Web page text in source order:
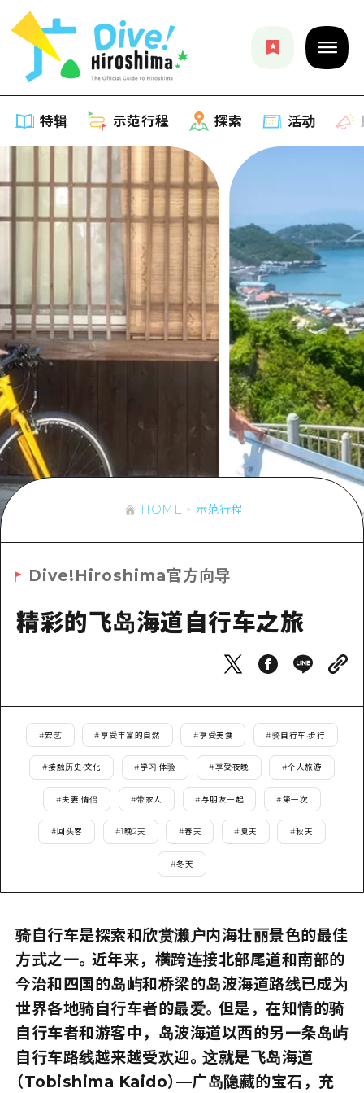
特辑 示范行程 探索 活动
特辑
列表
艺术
活动·庙会
美食·酒水
运动
历史·文化
示范行程
Dive!Hiroshima官方向导
广岛随意旅行
美北
艺北
东山口
半天
2晚3天
探索
列表
广岛市内
答對了
美北
艺北
宫岛周边
东山口
爱媛
岛根
活动
有用的信息
列表
行李寄存和运送服务
面向外国游客的街角旅游信息中心
志愿者指南
通过视频介绍广岛县的魅力！
常见问题解答
照片下载
HOME
HOME 示范行程
Dive!Hiroshima官方向导
精彩的飞岛海道自行车之旅
#安艺 #享受丰富的自然 #享受美食 #骑自行车·步行
#接触历史·文化 #学习·体验 #享受夜晚 #个人旅游
#夫妻·情侣 #带家人 #与朋友一起 #第一次
#回头客 #1晚2天 #春天 # 夏天 #秋天
#冬天
骑自行车是探索和欣赏濑户内海壮丽景色的最佳
方式之一。近年来，横跨连接北部尾道和南部的
今治和四国的岛屿和桥梁的岛波海道路线已成为
世界各地骑自行车者的最爱。但是，在知情的骑
自行车者和游客中，岛波海道以西的另一条岛屿
自行车路线越来越受欢迎。这就是飞岛海道
（Tobishima Kaido）—广岛隐藏的宝石，充